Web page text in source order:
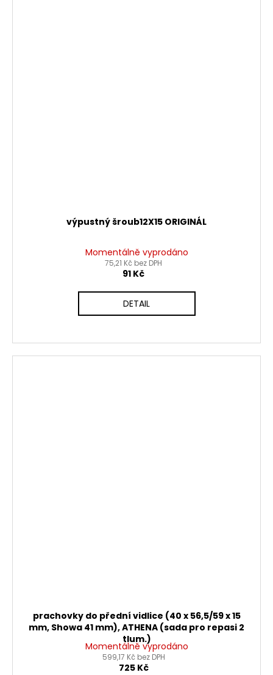
výpustný šroub12X15 ORIGINÁL
Momentálně vyprodáno
75,21 Kč bez DPH
91 Kč
DETAIL
prachovky do přední vidlice (40 x 56,5/59 x 15
mm, Showa 41 mm), ATHENA (sada pro repasi 2
tlum.)
Momentálně vyprodáno
599,17 Kč bez DPH
725 Kč